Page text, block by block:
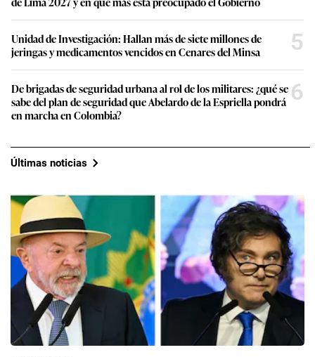
Unidad de Investigación: Hallan más de siete millones de
jeringas y medicamentos vencidos en Cenares del Minsa
5
De brigadas de seguridad urbana al rol de los militares: ¿qué se
sabe del plan de seguridad que Abelardo de la Espriella pondrá
en marcha en Colombia?
6
Últimas noticias